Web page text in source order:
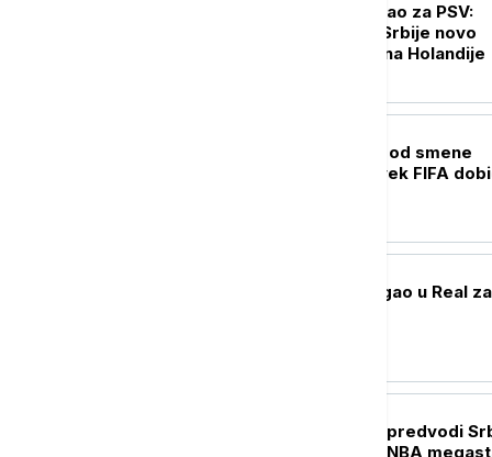
Filip Kostić potpisao za PSV:
Reprezentativac Srbije novo
pojačanje šampiona Holandije
UEFA ne odustaje od smene
Infantina, prvi čovek FIFA
Jan Dimonade stigao u Real za
Nikola Jokić opet predvodi
kvalifikcijama: Uz NBA